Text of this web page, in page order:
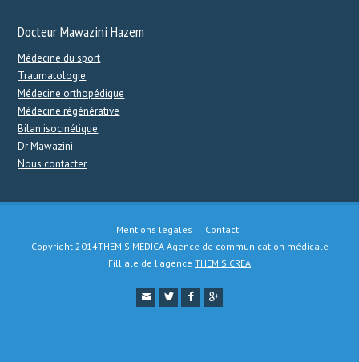
Docteur Mawazini Hazem
Médecine du sport
Traumatologie
Médecine orthopédique
Médecine régénérative
Bilan isocinétique
Dr Mawazini
Nous contacter
Mentions légales
Contact
Copyright 2014THEMIS MEDICA Agence de communication médicale
Filliale de l'agence THEMIS CREA